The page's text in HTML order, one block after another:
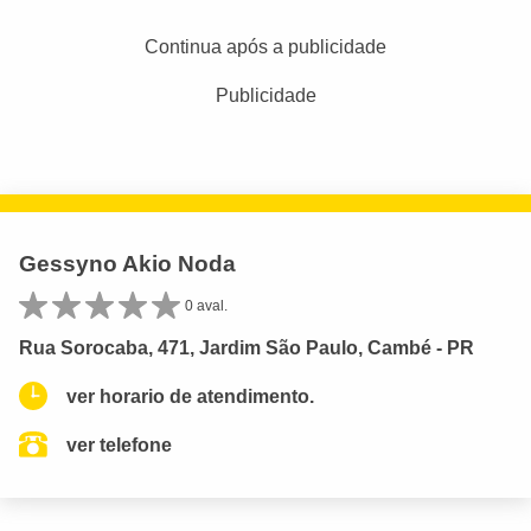
Continua após a publicidade
Publicidade
Gessyno Akio Noda
0 aval.
Rua Sorocaba, 471, Jardim São Paulo, Cambé - PR
ver horario de atendimento.
ver telefone